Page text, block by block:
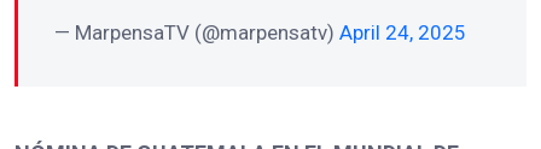
— MarpensaTV (@marpensatv) April 24, 2025